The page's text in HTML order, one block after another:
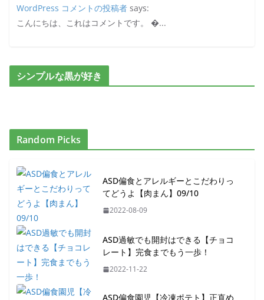
WordPress コメントの投稿者 says:
こんにちは、これはコメントです。 �...
シンプルな黒が好き
Random Picks
ASD偏食とアレルギーとこだわりっ
てどうよ【肉まん】09/10
2022-08-09
ASD過敏でも開封はできる【チョコ
レート】完食までもう一歩！
2022-11-22
ASD偏食園児【冷凍ポテト】正直め